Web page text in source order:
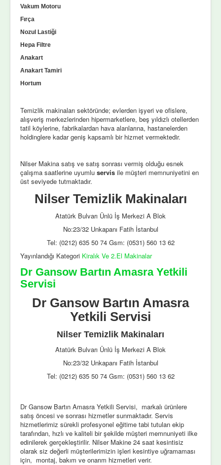
Vakum Motoru
Fırça
Nozul Lastiği
Hepa Filtre
Anakart
Anakart Tamiri
Hortum
Temizlik makinaları sektöründe; evlerden işyeri ve ofislere,
alışveriş merkezlerinden hipermarketlere, beş yıldızlı otellerden
tatil köylerine, fabrikalardan hava alanlarına, hastanelerden
holdinglere kadar geniş kapsamlı bir hizmet vermektedir.
Nilser Makina satış ve satış sonrası vermiş olduğu esnek
çalışma saatlerine uyumlu servis ile müşteri memnuniyetini en
üst seviyede tutmaktadır.
Nilser Temizlik Makinaları
Atatürk Bulvarı Ünlü İş Merkezi A Blok
No:23/32 Unkapanı Fatih İstanbul
Tel: (0212) 635 50 74 Gsm: (0531) 560 13 62
Yayınlandığı Kategori Kiralık Ve 2.El Makinalar
Dr Gansow Bartın Amasra Yetkili
Servisi
Dr Gansow Bartın Amasra
Yetkili Servisi
Nilser Temizlik Makinaları
Atatürk Bulvarı Ünlü İş Merkezi A Blok
No:23/32 Unkapanı Fatih İstanbul
Tel: (0212) 635 50 74 Gsm: (0531) 560 13 62
Dr Gansow Bartın Amasra Yetkili Servisi, markalı ürünlere
satış öncesi ve sonrası hizmetler sunmaktadır. Servis
hizmetlerimiz sürekli profesyonel eğitime tabi tutulan ekip
tarafından, hızlı ve kaliteli bir şekilde müşteri memnuniyeti ilke
edinilerek gerçekleştirilir. Nilser Makine 24 saat kesintisiz
olarak siz değerli müşterilerimizin işleri kesintiye uğramaması
için, montaj, bakım ve onarım hizmetleri verir.